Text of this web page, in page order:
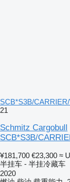
SCB*S3B/
21
Schmitz Cargobull
SCB*S3B/
¥181,700 €23,300 ≈
半挂车 - 半挂冷藏车
2020